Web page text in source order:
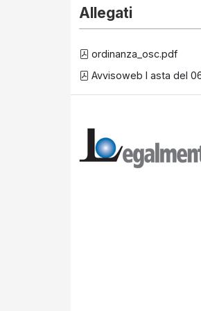
Allegati
ordinanza_osc.pdf
Avvisoweb I asta del